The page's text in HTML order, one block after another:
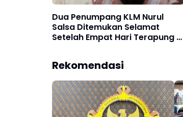
Dua Penumpang KLM Nurul
Salsa Ditemukan Selamat
Setelah Empat Hari Terapung di
Rekomendasi